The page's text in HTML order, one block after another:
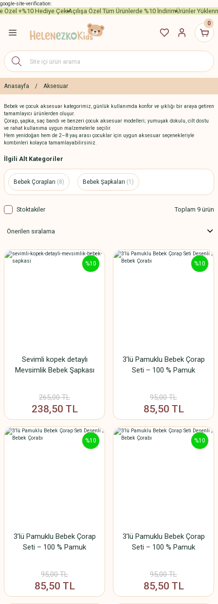
google-site-verification:
Özel +%10 Hediye ÇekiAçılışa Özel Tüm Ürünlerde %10 İndirimÜrünler
0
Anasayfa Aksesuar
Bebek ve çocuk aksesuar kategorimiz, günlük kullanımda konfor ve şıklığı bir araya getiren
tamamlayıcı ürünlerden oluşur.
Çorap, şapka, saç bandı ve benzeri çocuk aksesuar modelleri; yumuşak dokulu, cilt dostu
ve rahat kullanıma uygun malzemelerle seçilir.
Hem yenidoğan hem de 2–8 yaş arası çocuklar için uygun aksesuar seçenekleriyle
kombinleri kolayca tamamlayabilirsiniz.
İlgili Alt Kategoriler
Bebek Çorapları (8) Bebek Şapkaları (1)
Stoktakiler Toplam 9 ürün
%10
Sevimli kopek detaylı
Mevsimlik Bebek Şapkası
265,00 TL
238,50 TL
%10
3’lü Pamuklu Bebek Çorap
Seti – 100 % Pamuk
95,00 TL
85,50 TL
%10
3’lü Pamuklu Bebek Çorap
Seti – 100 % Pamuk
95,00 TL
85,50 TL
%10
3’lü Pamuklu Bebek Çorap
Seti – 100 % Pamuk
95,00 TL
85,50 TL
Geri Dön
Ay)
Setleri
Takımları
Geri Dön
Yaş)
Geri Dön
10 Yaş)
Geri Dön
Yaş)
Geri Dön
(Kız Çocuk)